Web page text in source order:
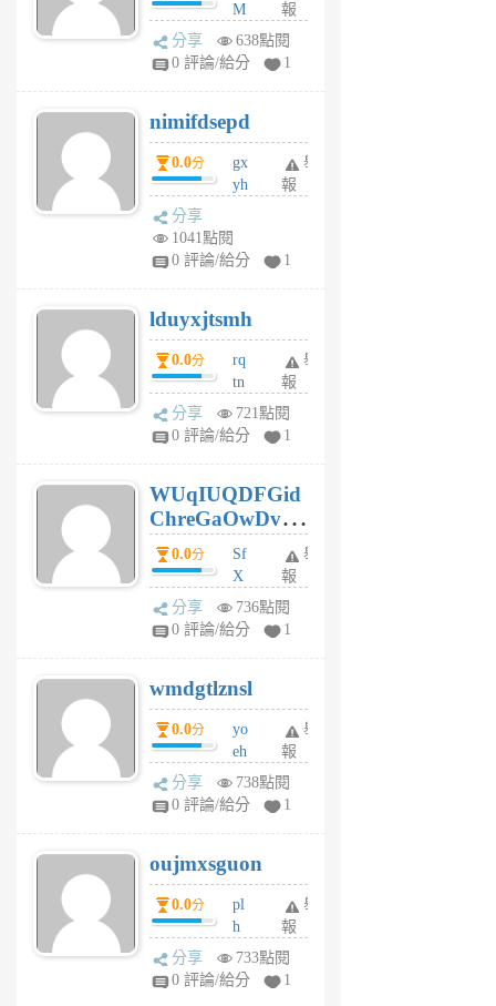
M
U
F
U
5
個
月
報
分享
638點閱
0 評論/給分
1
nimifdsepd
0.0分
gx
yh
jl
月
前
舉
報
分享
1041點閱
0 評論/給分
1
lduyxjtsmh
0.0分
rq
tn
jt
gl
個
月
前
舉
報
分享
721點閱
0 評論/給分
1
WUqIUQDFGid
ChreGaOwDv
dY0.0分
Sf
X
Pe
Jc
R
P
m
v
A
V
個
月
前
舉
報
分享
736點閱
0 評論/給分
1
wmdgtlznsl
0.0分
yo
eh
ld
gy
個
月
前
舉
報
分享
738點閱
0 評論/給分
1
oujmxsguon
0.0分
pl
h
wi
w
舉
報
分享
733點閱
0 評論/給分
1